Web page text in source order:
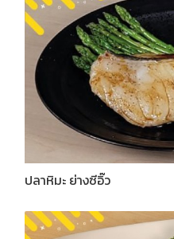
ปลาหิมะ ย่างซีอิ๊ว